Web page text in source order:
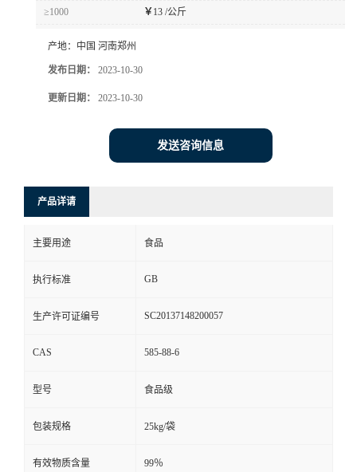
≥1000 ￥ 13 /公斤
产地： 中国 河南郑州
发布日期： 2023-10-30
更新日期： 2023-10-30
发送咨询信息
产品详请
主要用途 食品
执行标准 GB
生产许可证编号 SC20137148200057
CAS 585-88-6
型号 食品级
包装规格 25kg/袋
有效物质含量 99％